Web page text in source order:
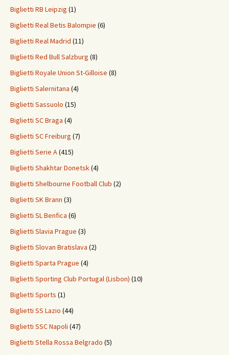
Biglietti RB Leipzig (1)
Biglietti Real Betis Balompie (6)
Biglietti Real Madrid (11)
Biglietti Red Bull Salzburg (8)
Biglietti Royale Union St-Gilloise (8)
Biglietti Salernitana (4)
Biglietti Sassuolo (15)
Biglietti SC Braga (4)
Biglietti SC Freiburg (7)
Biglietti Serie A(415)
Biglietti Shakhtar Donetsk(4)
Biglietti Shelbourne Football Club (2)
Biglietti SK Brann (3)
Biglietti SL Benfica (6)
Biglietti Slavia Prague (3)
Biglietti Slovan Bratislava (2)
Biglietti Sparta Prague (4)
Biglietti Sporting Club Portugal (Lisbon) (10)
Biglietti Sports (1)
Biglietti SS Lazio (44)
Biglietti SSC Napoli (47)
Biglietti Stella Rossa Belgrado (5)